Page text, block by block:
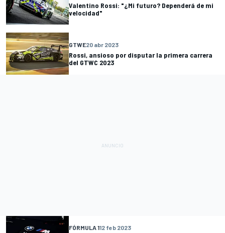
Valentino Rossi: "¿Mi futuro? Dependerá de mi
velocidad"
GTWE20 abr 2023
Rossi, ansioso por disputar la primera carrera
del GTWC 2023
FÓRMULA 112 feb 2023